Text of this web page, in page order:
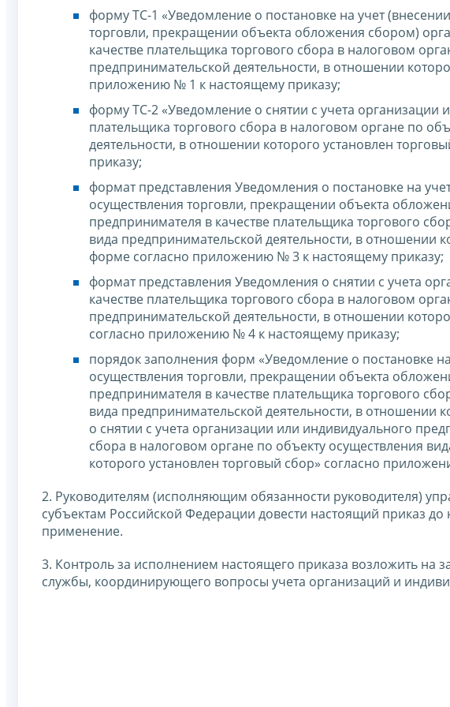
форму ТС-1 «Уведомление о постановке на учет
торговли, прекращении объекта обложения сбором)
качестве плательщика торгового сбора в налоговом
предпринимательской деятельности, в отношении
приложению № 1 к настоящему приказу;
форму ТС-2 «Уведомление о снятии с учета организации
плательщика торгового сбора в налоговом органе по
деятельности, в отношении которого установлен
приказу;
формат представления Уведомления о постановке на
осуществления торговли, прекращении объекта
предпринимателя в качестве плательщика торгового
вида предпринимательской деятельности, в отношении
форме согласно приложению № 3 к настоящему приказу;
формат представления Уведомления о снятии с учета
качестве плательщика торгового сбора в налоговом
предпринимательской деятельности, в отношении
согласно приложению № 4 к настоящему приказу;
порядок заполнения форм «Уведомление о постановке
осуществления торговли, прекращении объекта
предпринимателя в качестве плательщика торгового
вида предпринимательской деятельности, в отношении
о снятии с учета организации или индивидуального
сбора в налоговом органе по объекту осуществления
которого установлен торговый сбор» согласно
2. Руководителям (исполняющим обязанности руководителя)
субъектам Российской Федерации довести настоящий приказ
применение.
3. Контроль за исполнением настоящего приказа возложить на
службы, координирующего вопросы учета организаций и